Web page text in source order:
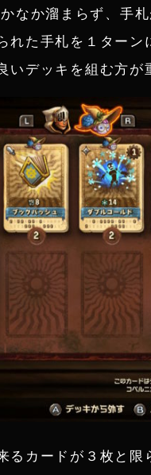
なか溜まらず、手
れた手札を１ターン
いデッキを組む方が
るカードが３枚と